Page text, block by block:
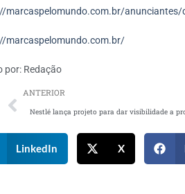
marcaspelomundo.com.br/
marcaspelomundo.com.br/
por: Redação
ANTERIOR
LinkedIn X